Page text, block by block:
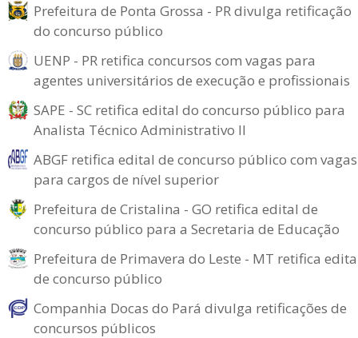
Prefeitura de Ponta Grossa - PR divulga retificação
do concurso público
UENP - PR retifica concursos com vagas para
agentes universitários de execução e profissionais
SAPE - SC retifica edital do concurso público para
Analista Técnico Administrativo II
ABGF retifica edital de concurso público com vagas
para cargos de nível superior
Prefeitura de Cristalina - GO retifica edital de
concurso público para a Secretaria de Educação
Prefeitura de Primavera do Leste - MT retifica
de concurso público
Companhia Docas do Pará divulga retificações de
concursos públicos